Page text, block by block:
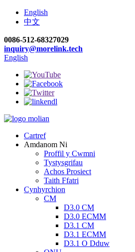
English
中文
0086-512-68327029
inquiry@morelink.tech
English
Cartref
Amdanom Ni
Proffil y Cwmni
Tystysgrifau
Achos Prosiect
Taith Ffatri
Cynhyrchion
CM
D3.0 CM
D3.0 ECMM
D3.1 CM
D3.1 ECMM
D3.1 O Dduw